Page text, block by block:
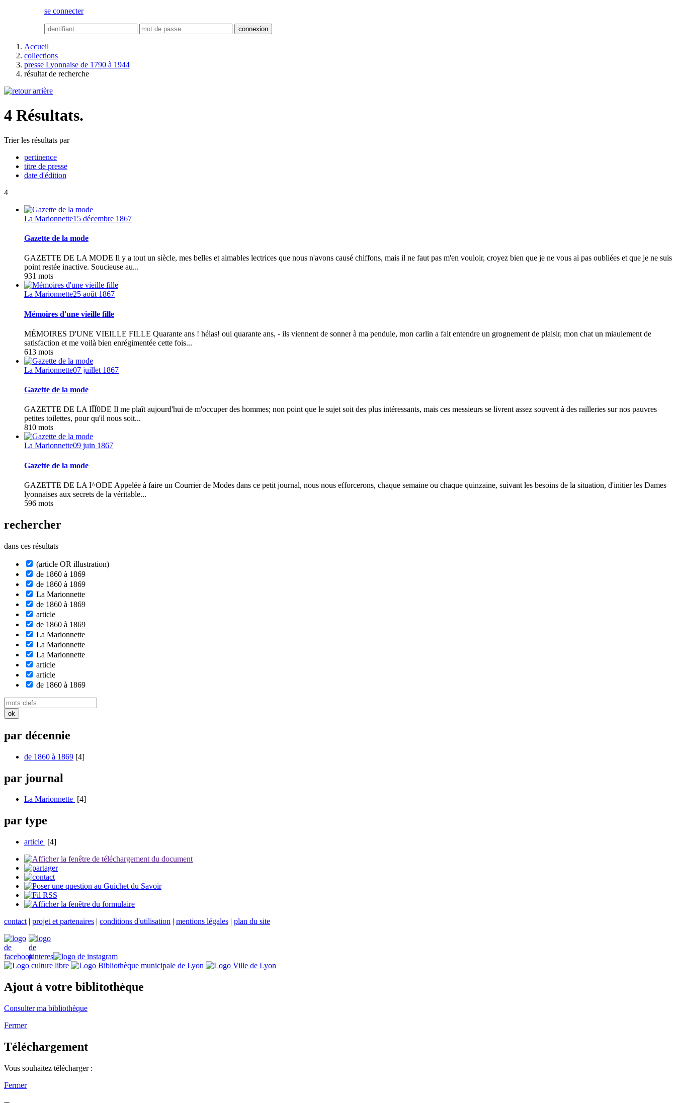
se connecter
Accueil
collections
presse Lyonnaise de 1790 à 1944
résultat de recherche
4 Résultats.
Trier les résultats par
pertinence
titre de presse
date d'édition
4
La Marionnette15 décembre 1867
Gazette de la mode
GAZETTE DE LA MODE Il y a tout un siècle, mes belles et aimables lectrices que nous n'avons causé chiffons, mais il ne faut pas m'en vouloir, croyez bien que je ne vous ai pas oubliées et que je ne suis
point restée inactive. Soucieuse au...
931 mots
La Marionnette25 août 1867
Mémoires d'une vieille fille
MÉMOIRES D'UNE VIEILLE FILLE Quarante ans ! hélas! oui quarante ans, - ils viennent de sonner à ma pendule, mon carlin a fait entendre un grognement de plaisir, mon chat un miaulement de
satisfaction et me voilà bien enrégimentée cette fois...
613 mots
La Marionnette07 juillet 1867
Gazette de la mode
GAZETTE DE LA IÏÏ0DE Il me plaît aujourd'hui de m'occuper des hommes; non point que le sujet soit des plus intéressants, mais ces messieurs se livrent assez souvent à des railleries sur nos pauvres
petites toilettes, pour qu'il nous soit...
810 mots
La Marionnette09 juin 1867
Gazette de la mode
GAZETTE DE LA I^ODE Appelée à faire un Courrier de Modes dans ce petit journal, nous nous efforcerons, chaque semaine ou chaque quinzaine, suivant les besoins de la situation, d'initier les Dames
lyonnaises aux secrets de la véritable...
596 mots
rechercher
dans ces résultats
(article OR illustration)
de 1860 à 1869
de 1860 à 1869
La Marionnette
de 1860 à 1869
article
de 1860 à 1869
La Marionnette
La Marionnette
La Marionnette
article
article
de 1860 à 1869
par décennie
de 1860 à 1869 [4]
par journal
La Marionnette [4]
par type
article [4]
contact | projet et partenaires | conditions d'utilisation | mentions légales | plan du site
Ajout à votre biblitothèque
Consulter ma bibliothèque
Fermer
Téléchargement
Vous souhaitez télécharger :
Fermer